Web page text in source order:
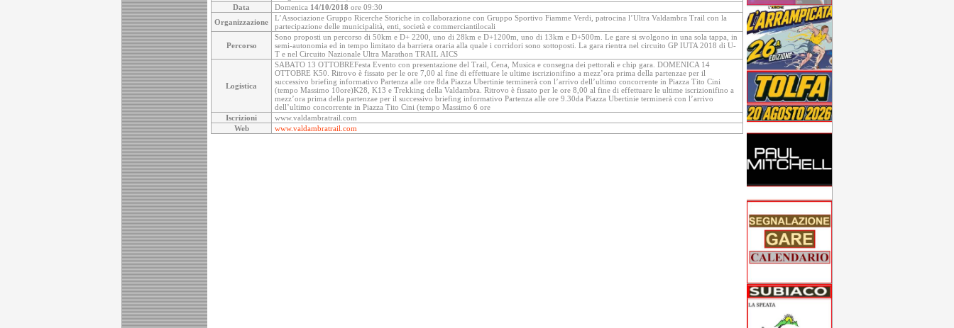
Data
Domenica 14/10/2018 ore 09:30
Organizzazione
L’Associazione Gruppo Ricerche Storiche in collaborazione con Gruppo Sportivo Fiamme Verdi, patrocina l’Ultra Valdambra Trail con la
partecipazione delle municipalità, enti, società e commerciantilocali
Percorso
Sono proposti un percorso di 50km e D+ 2200, uno di 28km e D+1200m, uno di 13km e D+500m. Le gare si svolgono in una sola tappa, in
semi-autonomia ed in tempo limitato da barriera oraria alla quale i corridori sono sottoposti. La gara rientra nel circuito GP IUTA 2018 di U-
T e nel Circuito Nazionale Ultra Marathon TRAIL AICS
Logistica
SABATO 13 OTTOBREFesta Evento con presentazione del Trail, Cena, Musica e consegna dei pettorali e chip gara. DOMENICA 14
OTTOBRE K50. Ritrovo è fissato per le ore 7,00 al fine di effettuare le ultime iscrizionifino a mezz’ora prima della partenzae per il
successivo briefing informativo Partenza alle ore 8da Piazza Ubertinie terminerà con l’arrivo dell’ultimo concorrente in Piazza Tito Cini
(tempo Massimo 10ore)K28, K13 e Trekking della Valdambra. Ritrovo è fissato per le ore 8,00 al fine di effettuare le ultime iscrizionifino a
mezz’ora prima della partenzae per il successivo briefing informativo Partenza alle ore 9.30da Piazza Ubertinie terminerà con l’arrivo
dell’ultimo concorrente in Piazza Tito Cini (tempo Massimo 6 ore
Iscrizioni
www.valdambratrail.com
Web
www.valdambratrail.com